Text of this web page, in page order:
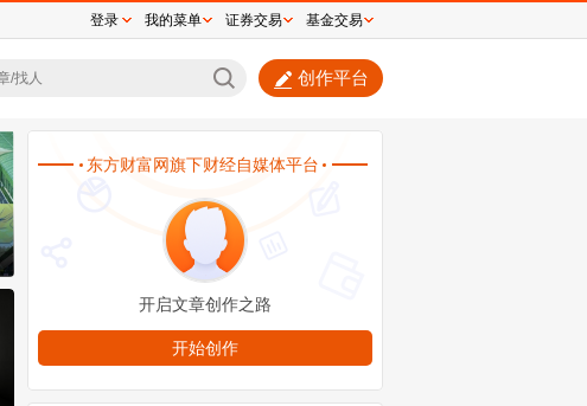
创作平台
段永平减持44亿港元泡泡玛特，真相曝光！并
登录 我的菜单 证券交易 基金交易